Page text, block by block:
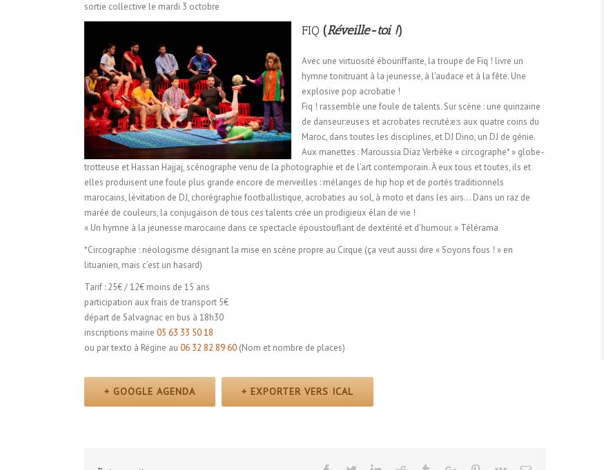
sortie collective le mardi 3 octobre
FIQ (Réveille-toi !)
Avec une virtuosité ébouriffante, la troupe de Fiq ! livre un
hymne tonitruant à la jeunesse, à l’audace et à la fête. Une
explosive pop acrobatie !
Fiq ! rassemble une foule de talents. Sur scène : une quinzaine
de danseur:euse:s et acrobates recruté:e:s aux quatre coins du
Maroc, dans toutes les disciplines, et DJ Dino, un DJ de génie.
Aux manettes : Maroussia Diaz Verbèke « circographe* » globe-
trotteuse et Hassan Hajjaj, scénographe venu de la photographie et de l’art contemporain. À eux tous et toutes, ils et
elles produisent une foule plus grande encore de merveilles : mélanges de hip hop et de portés traditionnels
marocains, lévitation de DJ, chorégraphie footballistique, acrobaties au sol, à moto et dans les airs… Dans un raz de
marée de couleurs, la conjugaison de tous ces talents crée un prodigieux élan de vie !
« Un hymne à la jeunesse marocaine dans ce spectacle époustouflant de dextérité et d’humour. » Télérama
*Circographie : néologisme désignant la mise en scène propre au Cirque (ça veut aussi dire « Soyons fous ! » en
lituanien, mais c’est un hasard)
Tarif : 25€ / 12€ moins de 15 ans
participation aux frais de transport 5€
départ de Salvagnac en bus à 18h30
inscriptions mairie 05 63 33 50 18
ou par texto à Régine au 06 32 82 89 60 (Nom et nombre de places)
+ GOOGLE AGENDA + EXPORTER VERS ICAL